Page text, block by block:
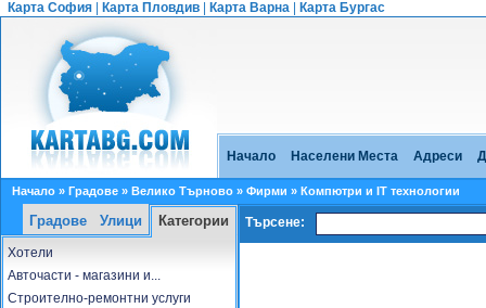
Карта София Карта Пловдив Карта Варна Карта Бургас
Начало Населени Места Адреси
Начало » Градове » Велико Търново » Фирми » Компютри и IT технологии
Градове Улици Категории
Хотели
Авточасти - магазини и...
Строително-ремонтни услуги
Търсене: